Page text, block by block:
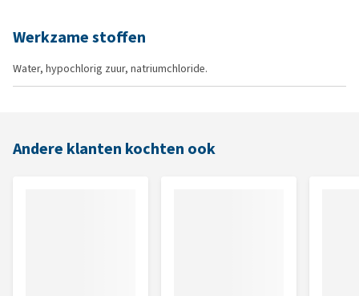
Werkzame stoffen
Water, hypochlorig zuur, natriumchloride.
Andere klanten kochten ook